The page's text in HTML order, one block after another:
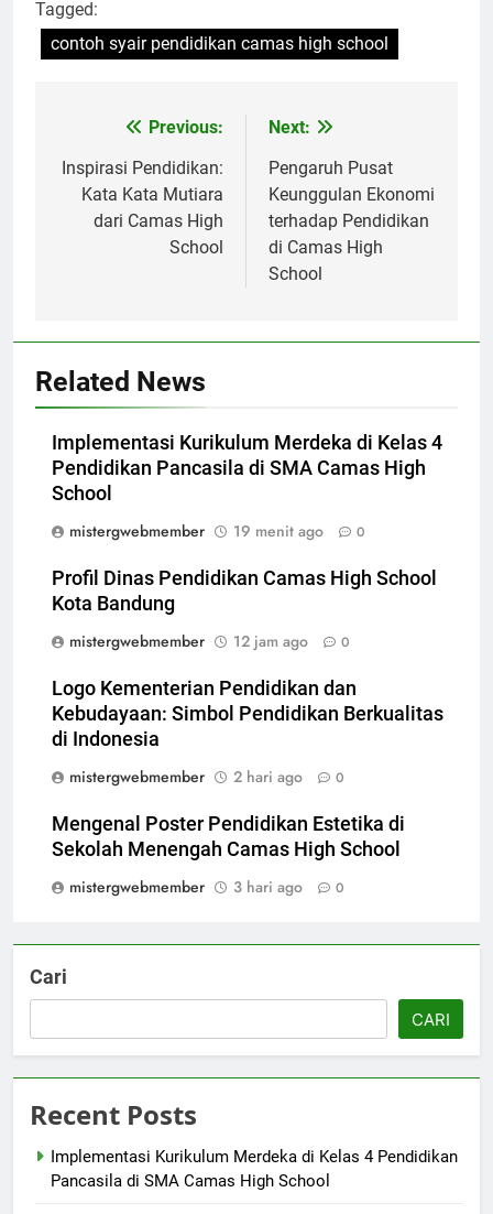
Tagged:
contoh syair pendidikan camas high school
Navigasi
pos
Previous:
Inspirasi Pendidikan:
Kata Kata Mutiara
dari Camas High
School
Next:
Pengaruh Pusat
Keunggulan Ekonomi
terhadap Pendidikan
di Camas High
School
Related News
Implementasi Kurikulum Merdeka di Kelas 4
Pendidikan Pancasila di SMA Camas High
School
mistergwebmember
19 menit ago 0
Profil Dinas Pendidikan Camas High School
Kota Bandung
mistergwebmember
12 jam ago 0
Logo Kementerian Pendidikan dan
Kebudayaan: Simbol Pendidikan Berkualitas
di Indonesia
mistergwebmember
2 hari ago 0
Mengenal Poster Pendidikan Estetika di
Sekolah Menengah Camas High School
mistergwebmember
3 hari ago 0
Cari
CARI
Recent Posts
Implementasi Kurikulum Merdeka di Kelas 4 Pendidikan
Pancasila di SMA Camas High School